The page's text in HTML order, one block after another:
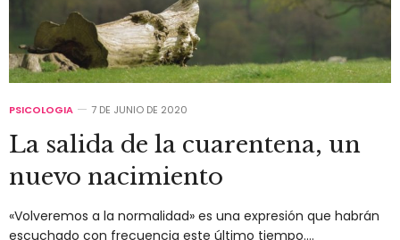
PSICOLOGIA 7 DE JUNIO DE 2020
La salida de la cuarentena, un
nuevo nacimiento
«Volveremos a la normalidad» es una expresión que habrán
escuchado con frecuencia este último tiempo.…